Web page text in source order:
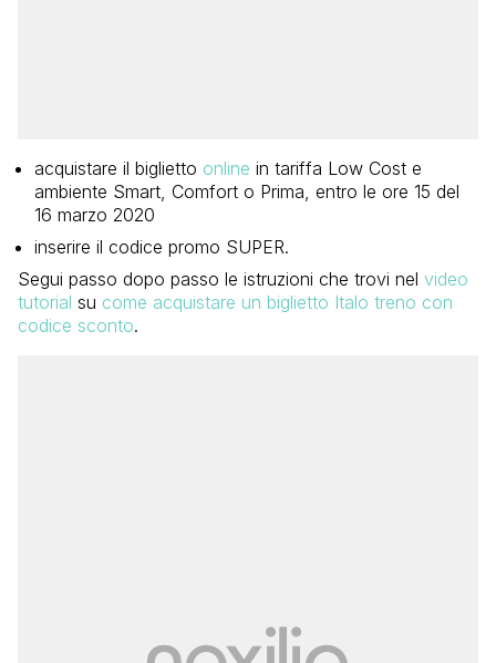
acquistare il biglietto online in tariffa Low Cost e
ambiente Smart, Comfort o Prima, entro le ore 15 del
16 marzo 2020
inserire il codice promo SUPER.
Segui passo dopo passo le istruzioni che trovi nel video
tutorial su come acquistare un biglietto Italo treno con
codice sconto.